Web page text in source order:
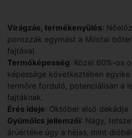
Virágzás, termékenyülés:
porozzák egymást a Milotai
fajtával.
Termőképesség: Közel 60%-os
képessége következtében
termőre forduló, potenciálisan a
fajtáknak.
Érés ideje: Október első dekádja
Gyümölcs jellemzői: Nagy,
árúértéke úgy a héjas, mint